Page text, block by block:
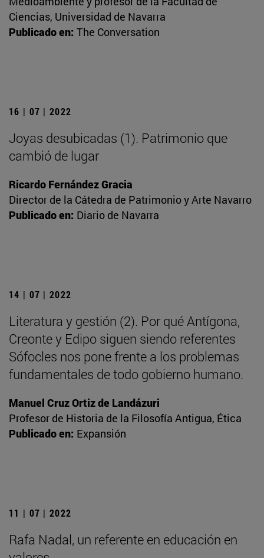
Ciencias, Universidad de Navarra
Publicado en: The Conversation
16 | 07 | 2022
Joyas desubicadas (1). Patrimonio que
cambió de lugar
Ricardo Fernández Gracia
Director de la Cátedra de Patrimonio y Arte Navarro
Publicado en: Diario de Navarra
14 | 07 | 2022
Literatura y gestión (2). Por qué Antígona,
Creonte y Edipo siguen siendo referentes
Sófocles nos pone frente a los problemas
fundamentales de todo gobierno humano.
Manuel Cruz Ortiz de Landázuri
Profesor de Historia de la Filosofía Antigua, Ética
Publicado en: Expansión
11 | 07 | 2022
Rafa Nadal, un referente en educación en